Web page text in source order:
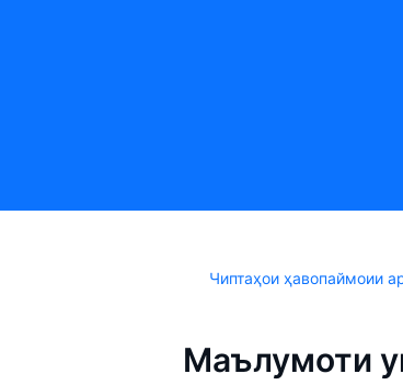
Чиптаҳои ҳавопаймоии
Маълумоти